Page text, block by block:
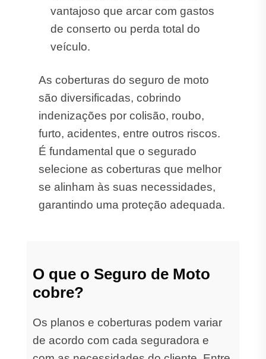
vantajoso que arcar com gastos
de conserto ou perda total do
veículo.
As coberturas do seguro de moto
são diversificadas, cobrindo
indenizações por colisão, roubo,
furto, acidentes, entre outros riscos.
É fundamental que o segurado
selecione as coberturas que melhor
se alinham às suas necessidades,
garantindo uma proteção adequada.
O que o Seguro de Moto
cobre?
Os planos e coberturas podem variar
de acordo com cada seguradora e